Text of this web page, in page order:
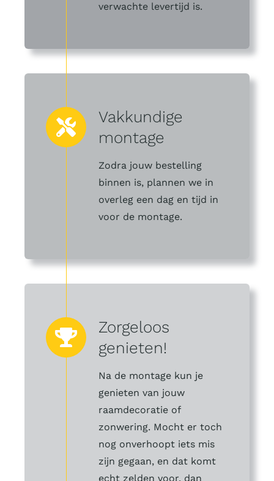
verwachte levertijd is.
Vakkundige
montage
Zodra jouw bestelling
binnen is, plannen we in
overleg een dag en tijd in
voor de montage.
Zorgeloos
genieten!
Na de montage kun je
genieten van jouw
raamdecoratie of
zonwering. Mocht er toch
nog onverhoopt iets mis
zijn gegaan, en dat komt
echt zelden voor, dan